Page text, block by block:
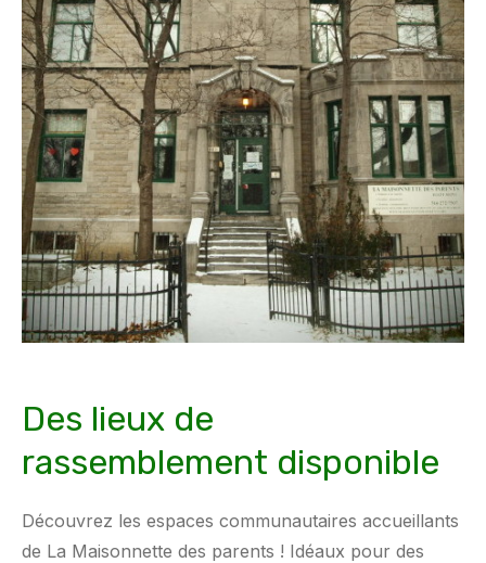
Des lieux de
rassemblement disponible
Découvrez les espaces communautaires accueillants
de La Maisonnette des parents ! Idéaux pour des